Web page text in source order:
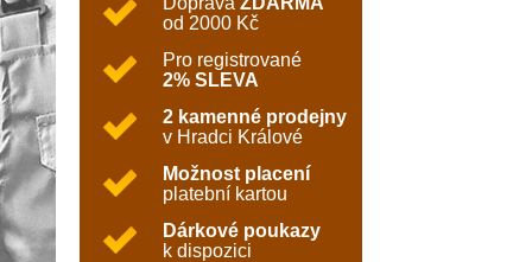
od 2000 Kč
Pro registrované
2% SLEVA
2 kamenné prodejny
v Hradci Králové
Možnost placení
platební kartou
Dárkové poukazy
k dispozici